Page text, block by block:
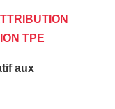
TPE
aux